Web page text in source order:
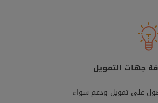
جهات التمويل
على تمويل ودعم سواء